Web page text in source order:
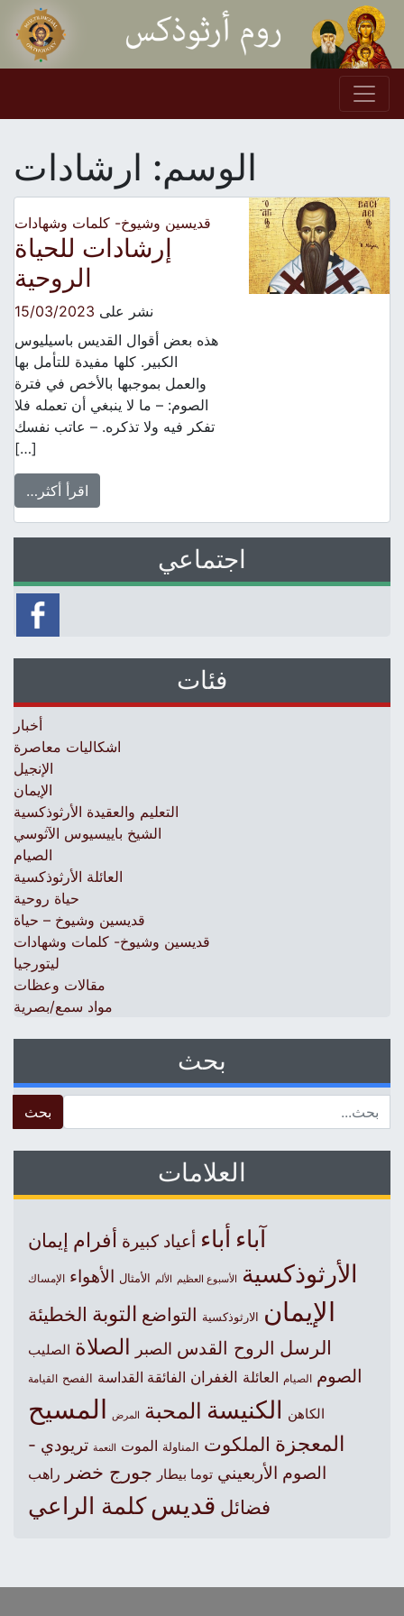
Skip to content
Main Navigation
الوسم:ارشادات
قديسين وشيوخ- كلمات وشهادات
إرشادات للحياة
الروحية
نشر على15/03/2023
هذه بعض أقوال القديس باسيليوس
الكبير. كلها مفيدة للتأمل بها
والعمل بموجبها بالأخص في فترة
الصوم: – ما لا ينبغي أن تعمله فلا
تفكر فيه ولا تذكره. – عاتب نفسك
[…]
اقرأ أكثر…
اجتماعي
فئات
أخبار
اشكاليات معاصرة
الإنجيل
الإيمان
التعليم والعقيدة الأرثوذكسية
الشيخ باييسيوس الآثوسي
الصيام
العائلة الأرثوذكسية
حياة روحية
قديسين وشيوخ – حياة
قديسين وشيوخ- كلمات وشهادات
ليتورجيا
مقالات وعظات
مواد سمع/بصرية
بحث
العلامات
آباءأباء أعياد كبيرة أفرام إيمان
الأرثوذكسية الأسبوع العظيم الألم الأمثال الأهواء الإمساك
الإيمان الارثوذكسية التواضع التوبة الخطيئة
الرسل الروح القدس الصبر الصلاة الصليب
الصوم الصيام العائلة الغفران الفائقة القداسة الفصح القيامة
الكاهن الكنيسةالمحبة المرض المسيح
المعجزة الملكوت المناولة الموت النعمة تريودي -
الصوم الأربعيني توما بيطار جورج خضر راهب
فضائل قديس كلمة الراعي